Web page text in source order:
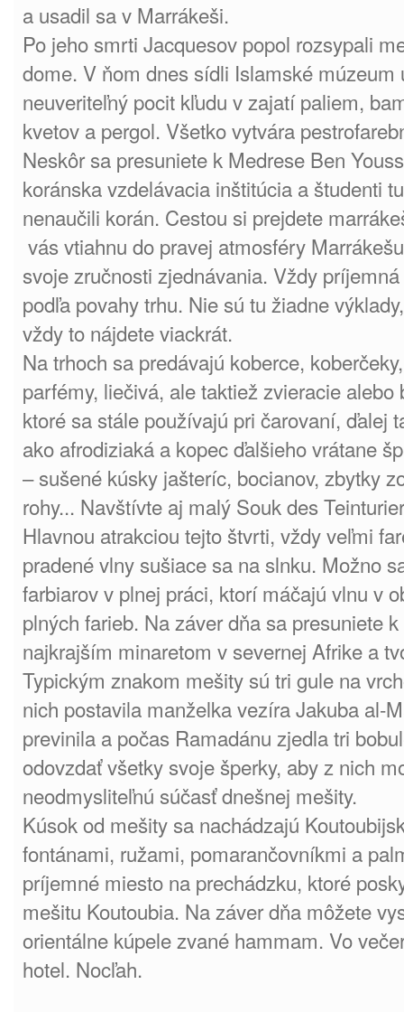
a usadil sa v Marrákeši.
Po jeho smrti Jacquesov popol rozsypali
dome. V ňom dnes sídli Islamské múzeum
neuveriteľný pocit kľudu v zajatí paliem,
kvetov a pergol. Všetko vytvára
Neskôr sa presuniete k Medrese Ben
koránska vzdelávacia inštitúcia a študenti
nenaučili korán. Cestou si prejdete
vás vtiahnu do pravej atmosféry
svoje zručnosti zjednávania. Vždy
podľa povahy trhu. Nie sú tu žiadne
vždy to nájdete viackrát.
Na trhoch sa predávajú koberce,
parfémy, liečivá, ale taktiež zvieracie
ktoré sa stále používajú pri čarovaní, ďalej
ako afrodiziaká a kopec ďalšieho vrátane
– sušené kúsky jašteríc, bocianov, zbytky
rohy... Navštívte aj malý Souk des
Hlavnou atrakciou tejto štvrti, vždy veľmi
pradené vlny sušiace sa na slnku. Možno
farbiarov v plnej práci, ktorí máčajú vlnu v
plných farieb. Na záver dňa sa presuniete
najkrajším minaretom v severnej Afrike a
Typickým znakom mešity sú tri gule na
nich postavila manželka vezíra Jakuba al-
previnila a počas Ramadánu zjedla tri
odovzdať všetky svoje šperky, aby z nich
neodmysliteľnú súčasť dnešnej mešity.
Kúsok od mešity sa nachádzajú
fontánami, ružami, pomarančovníkmi a
príjemné miesto na prechádzku, ktoré
mešitu Koutoubia. Na záver dňa môžete
orientálne kúpele zvané hammam. Vo
hotel. Nocľah.